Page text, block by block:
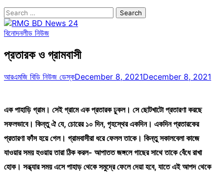
Search
for:
বিনোদনলীড নিউজ
প্রতারক ও গ্রামবাসী
আরএমজি বিডি নিউজ ডেস্কDecember 8, 2021December 8, 2021
এক পাহাড়ি গ্রাম। সেই গ্রামে এক প্রতারক ঢুকল। সে ছোটখাটো প্রতারণা করছে
সফলভাবে। কিন্তু ঐ যে, চোরের ১০ দিন, গৃহস্থের একদিন। একদিন প্রতারকের
প্রতারণা ফাঁস হয়ে গেল। গ্রামবাসীরা ধরে ফেলল তাকে। কিন্তু সকালবেলা কাজে
যাওয়ার সময় হওয়ায় তারা ঠিক করল- আপাতত জঙ্গলে গাছের সাথে তাকে বেঁধে রাখা
হোক। সন্ধ্যার সময় এসে পাহাড় থেকে সমুদ্রে ফেলে দেয়া হবে, যাতে এই আপদ থেকে